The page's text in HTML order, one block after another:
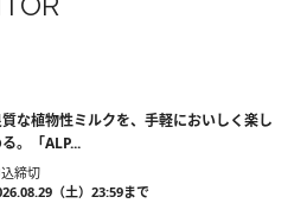
質な植物性ミルクを、手軽においしく楽し
。「ALP...
締切
（土）23:59まで